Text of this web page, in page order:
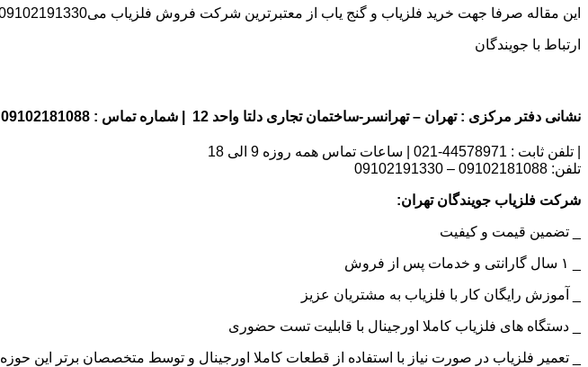
این مقاله صرفا جهت خرید فلزیاب و گنج یاب از معتبرترین شرکت فروش فلزیاب می09102191330
ارتباط با جویندگان
نشانی دفتر مرکزی : تهران – تهرانسر-ساختمان تجاری دلتا واحد 12 | شماره تماس : 09102181088
| تلفن ثابت : 44578971-021 | ساعات تماس همه روزه 9 الی 18
تلفن: 09102181088 – 09102191330
شرکت فلزیاب جویندگان تهران:
_ تضمین قیمت و کیفیت
_ آموزش رایگان کار با فلزیاب به مشتریان عزیز
_ دستگاه های فلزیاب کاملا اورجینال با قابلیت تست حضوری
_ تعمیر فلزیاب در صورت نیاز با استفاده از قطعات کاملا اورجینال و توسط متخصصان برتر این حوزه